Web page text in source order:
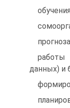
данных) и